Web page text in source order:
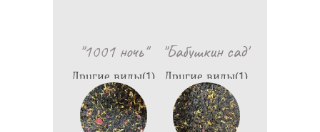
"1001 ночь"
Другие виды(1)
75
"Бабушкин сад"
Другие виды(1)
75